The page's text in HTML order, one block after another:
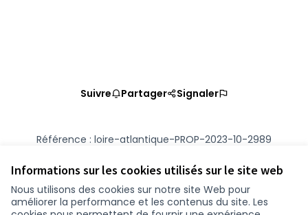
Informations sur les cookies utilisés sur le site web
Nous utilisons des cookies sur notre site Web pour
améliorer la performance et les contenus du site. Les
Suivre Partager Signaler
Référence : loire-atlantique-PROP-2023-10-2989
Vérifiez l'empreinte numérique
Conditions d'utilisation